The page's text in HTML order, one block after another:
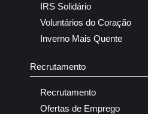
IRS Solidário
Voluntários do Coração
Inverno Mais Quente
Recrutamento
Recrutamento
Ofertas de Emprego